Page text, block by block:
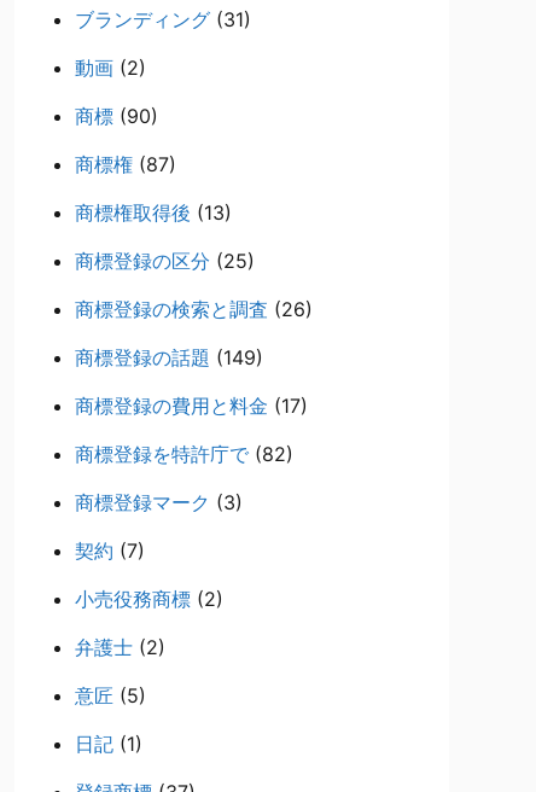
ブランディング (31)
動画 (2)
商標 (90)
商標権 (87)
商標権取得後 (13)
商標登録の区分 (25)
商標登録の検索と調査 (26)
商標登録の話題 (149)
商標登録の費用と料金 (17)
商標登録を特許庁で (82)
商標登録マーク (3)
契約 (7)
小売役務商標 (2)
弁護士 (2)
意匠 (5)
日記 (1)